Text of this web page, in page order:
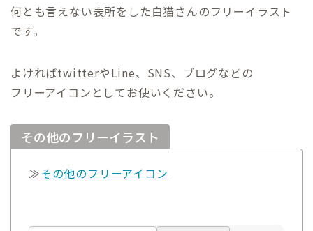
何とも言えない表所をした白猫さんのフリーイラスト
です。
よければtwitterやLine、SNS、ブログなどの
フリーアイコンとしてお使いください。
その他のフリーイラスト
≫その他のフリーアイコン